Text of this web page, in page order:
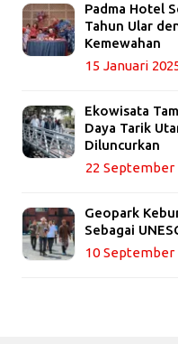
Padma Hotel
Tahun Ular
Kemewahan
15 Januari
Ekowisata
Daya Tarik
Diluncurkan
22 September
Geopark
Sebagai
10 September